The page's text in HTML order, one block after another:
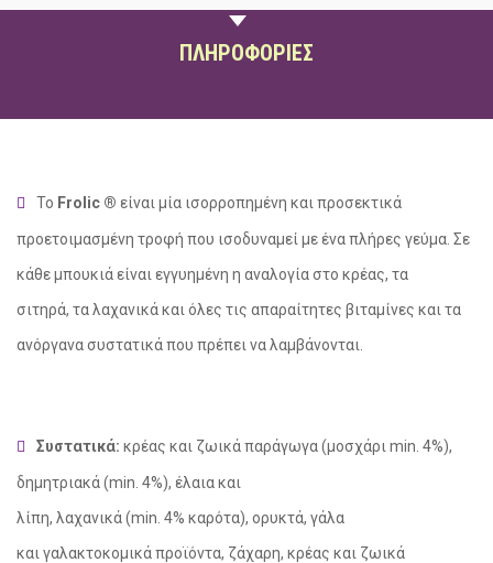
ΠΛΗΡΟΦΟΡΙΕΣ
Το Frolic ® είναι μία ισορροπημένη και προσεκτικά
προετοιμασμένη τροφή που ισοδυναμεί μεένα πλήρες γεύμα Σε
κάθεμπουκιάείναι εγγυημένη η αναλογίαστο κρέας, τα
σιτηρά, τα λαχανικάκαι όλες τις απαραίτητες βιταμίνες και τα
ανόργανα συστατικάπου πρέπει να λαμβάνονται
Συστατικά: κρέας και ζωικά παράγωγα(μοσχάρι min 4%),
δημητριακά (min . 4%), έλαια και
λίπη, λαχανικά (min . 4% καρότα), ορυκτά, γάλα
και γαλακτοκομικά προϊόντα, ζάχαρη, κρέας και ζωικά